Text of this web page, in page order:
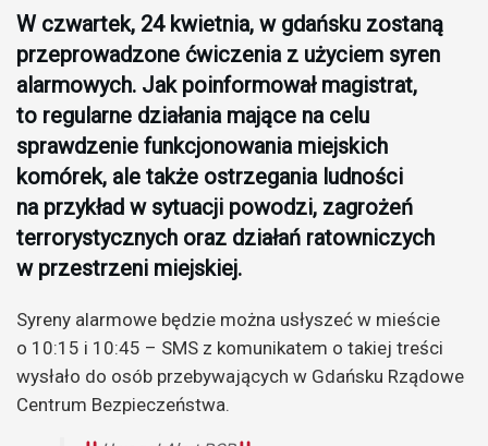
W czwartek, 24 kwietnia, w gdańsku zostaną
przeprowadzone ćwiczenia z użyciem syren
alarmowych. Jak poinformował magistrat,
to regularne działania mające na celu
sprawdzenie funkcjonowania miejskich
komórek, ale także ostrzegania ludności
na przykład w sytuacji powodzi, zagrożeń
terrorystycznych oraz działań ratowniczych
w przestrzeni miejskiej.
Syreny alarmowe będzie można usłyszeć w mieście
o 10:15 i 10:45 – SMS z komunikatem o takiej treści
wysłało do osób przebywających w Gdańsku Rządowe
Centrum Bezpieczeństwa.